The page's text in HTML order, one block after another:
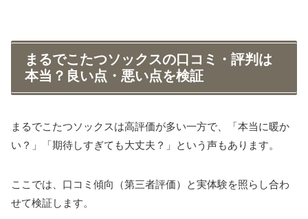
まるでこたつソックスの口コミ・評判は
本当？良い点・悪い点を検証
まるでこたつソックスは高評価が多い一方で、「本当に暖か
い？」「期待しすぎても大丈夫？」という声もあります。
ここでは、口コミ傾向（第三者評価）と実体験を照らし合わ
せて検証します。